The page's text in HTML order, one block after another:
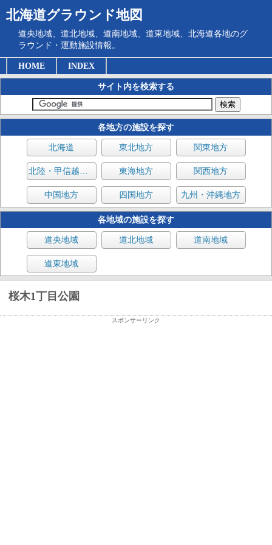
北海道グラウンド地図
道央地域、道北地域、道南地域、道東地域、北海道各地のグ
ラウンド・運動施設情報。
HOME INDEX
サイト内を検索する
各地方の施設を探す
北海道 東北地方 関東地方
北陸・甲信越地方 東海地方 関西地方
中国地方 四国地方 九州・沖縄地方
各地域の施設を探す
道央地域 道北地域 道南地域
道東地域
桜木1丁目公園
スポンサーリンク